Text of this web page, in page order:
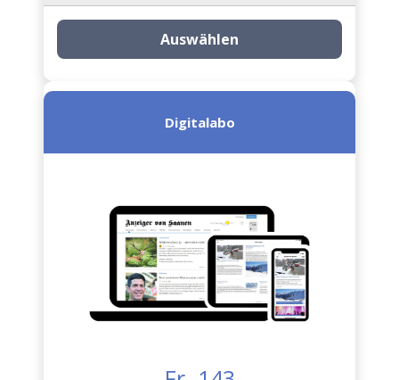
Auswählen
Digitalabo